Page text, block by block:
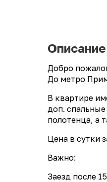
Описание
Добро
До метро
В квартире
доп.
полотенца, а
Цена в сутки
Важно:
Заезд после